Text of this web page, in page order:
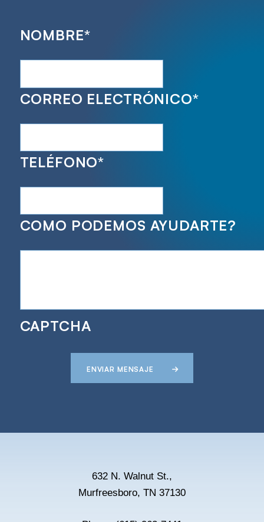
NOMBRE*
CORREO ELECTRÓNICO*
TELÉFONO*
COMO PODEMOS AYUDARTE?
CAPTCHA
ENVIAR MENSAJE
632 N. Walnut St.,
Murfreesboro, TN 37130